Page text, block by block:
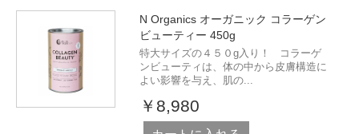
N Organics オーガニック コラーゲン
ビューティー 450g
特大サイズの４５０g入り！ コラーゲ
ンビューティは、体の中から皮膚構造に
よい影響を与え、肌の...
￥8,980